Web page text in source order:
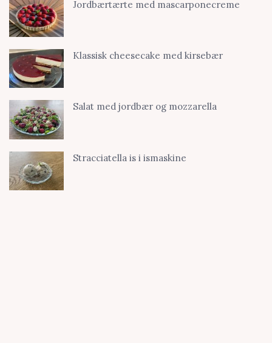
Jordbærtærte med mascarponecreme
Klassisk cheesecake med kirsebær
Salat med jordbær og mozzarella
Stracciatella is i ismaskine